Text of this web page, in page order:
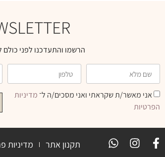
הרשמו והתעדכנו לפני כולם
אני מאשר/ת שקראתי ואני מסכים/ה ל־מדיניות
הפרטיות
תקנון אתר מדיניות